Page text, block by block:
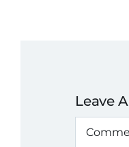
Leave
Comment